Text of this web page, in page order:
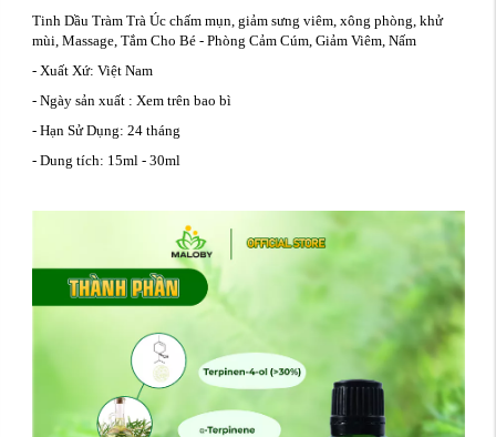
Tinh Dầu Tràm Trà Úc chấm mụn, giảm sưng viêm, xông phòng, khử
mùi, Massage, Tắm Cho Bé - Phòng Cảm Cúm, Giảm Viêm, Nấm
- Xuất Xứ: Việt Nam
- Ngày sản xuất : Xem trên bao bì
- Hạn Sử Dụng: 24 tháng
- Dung tích: 15ml - 30ml